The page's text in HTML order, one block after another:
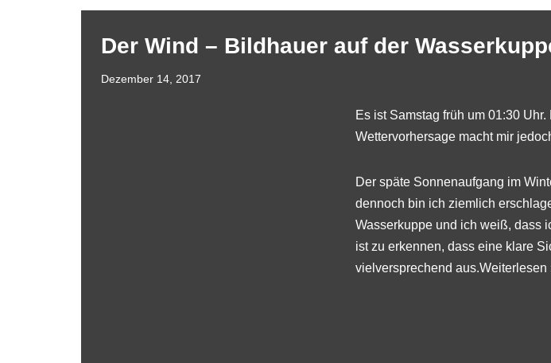
Der Wind – Bildhauer auf der
Dezember 14, 2017
Es ist Samstag früh um 01:30
Wettervorhersage macht mir
Der späte Sonnenaufgang im
dennoch bin ich ziemlich
Wasserkuppe und ich weiß, dass
ist zu erkennen, dass eine klare
vielversprechend aus.Weiterlesen